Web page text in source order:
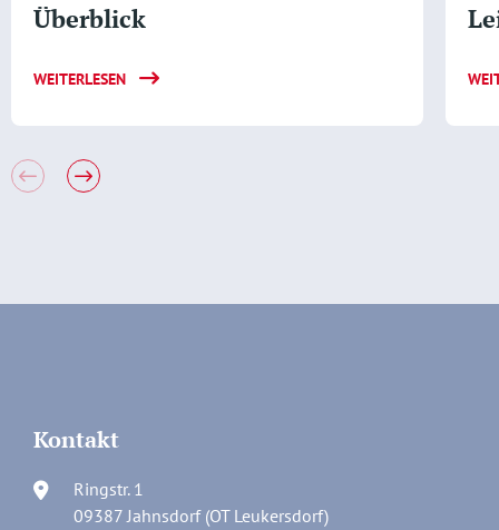
Überblick
WEITERLESEN
Kontakt
Ringstr. 1
09387 Jahnsdorf (OT Leukersdorf)